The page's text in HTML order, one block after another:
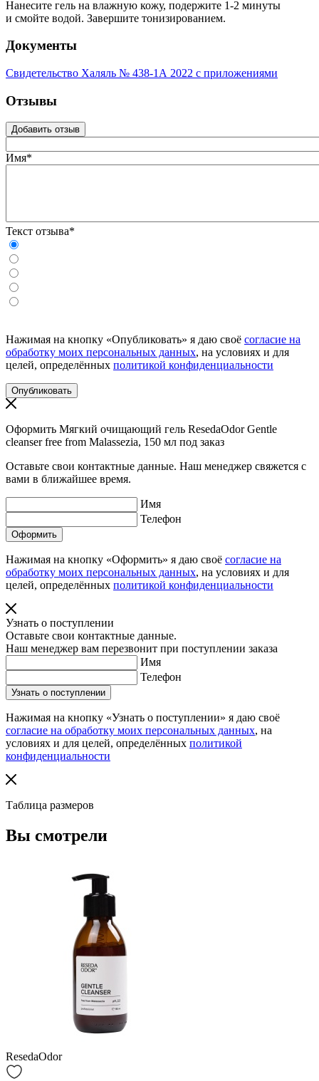
Нанесите гель на влажную кожу, подержите 1-2 минуты
и смойте водой. Завершите тонизированием.
Документы
Свидетельство Халяль № 438-1А 2022 с приложениями
Отзывы
Добавить отзыв
Имя*
Текст отзыва*
Нажимая на кнопку «Опубликовать» я даю своё согласие на
обработку моих персональных данных, на условиях и для
целей, определённых политикой конфиденциальности
Оформить Мягкий очищающий гель ResedaOdor Gentle
cleanser free from Malassezia, 150 мл под заказ
Оставьте свои контактные данные. Наш менеджер свяжется с
вами в ближайшее время.
Имя
Телефон
Нажимая на кнопку «Оформить» я даю своё согласие на
обработку моих персональных данных, на условиях и для
целей, определённых политикой конфиденциальности
Узнать о поступлении
Оставьте свои контактные данные.
Наш менеджер вам перезвонит при поступлении заказа
Имя
Телефон
Нажимая на кнопку «Узнать о поступлении» я даю своё
согласие на обработку моих персональных данных, на
условиях и для целей, определённых политикой
конфиденциальности
Таблица размеров
Вы смотрели
ResedaOdor